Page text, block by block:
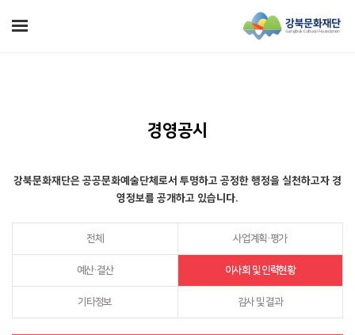
경영공시
강북문화재단은 공공문화예술단체로서 투명하고 공정한 행정을 실천하고자 경
영정보를 공개하고 있습니다.
전체 사업계획·평가
예산·결산 이사회 및 인력현황
기타정보 감사 및 결과